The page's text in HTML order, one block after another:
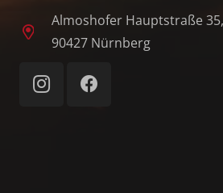
Almoshofer Hauptstraße 35,
90427 Nürnberg